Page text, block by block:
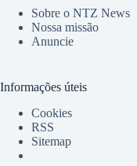
Sobre o NTZ News
Nossa missão
Anuncie
Informações úteis
Cookies
RSS
Sitemap